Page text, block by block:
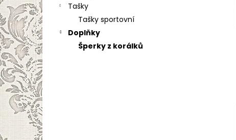
Tašky
Tašky sportovní
Doplňky
Šperky z korálků